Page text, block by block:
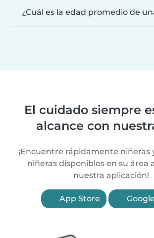
¿Cuál es la edad promedio de
El cuidado siempre
alcance con
¡Encuentre rápidamente niñeras
niñeras disponibles en su área
nuestra aplicación!
App Store